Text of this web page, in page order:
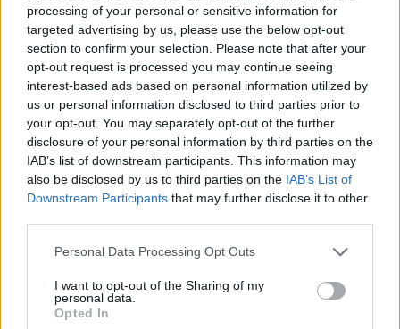
processing of your personal or sensitive information for
targeted advertising by us, please use the below opt-out
section to confirm your selection. Please note that after your
opt-out request is processed you may continue seeing
interest-based ads based on personal information utilized by
us or personal information disclosed to third parties prior to
your opt-out. You may separately opt-out of the further
disclosure of your personal information by third parties on the
IAB’s list of downstream participants. This information may
also be disclosed by us to third parties on the IAB’s List of
Downstream Participants that may further disclose it to other
Personal Data Processing Opt Outs
I want to opt-out of the Sharing of my
personal data.
Opted In
Τα πρώτα σπίτια κάηκαν στον οικισμό Ειρήνη, ενώ ο
εκπρόσωπος Τύπου της Πυροσβεστικής Γιάννης
Αρτοποιός πραγματοποίησε έκτακτη συνέντευξη
Τύπου.
Όπως επισήμανε ο κ. Αρτοποιός, η φωτιά
κατευθύνθηκε απειλητικά προς Άγιο Χαράλαμπο με
μεγάλη ταχύτητα προκαλώντας υλικές ζημιές σε
αρκετές οικίες. Εκδόθηκαν 3 μηνύματα από το 112
για προληπτική απομάκρυνση των κατοίκων των
οικισμών, Καλλιθέα, Πευκιά, Ειρήνη στη συνέχεια
Ίσθμια, Καλαμάκι και Παράδεισο προς ασφαλή
σημεία.